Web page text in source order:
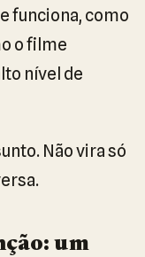
funciona, como
o filme
nível de
Não vira só
um